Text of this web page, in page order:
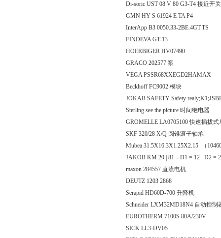
Di-soric UST 08 V 80 G3-T4 接近开关
GMN HY S 61924 E TA P4
InterApp B3 0050.33-2BE.4GT.TS
FINDEVA GT-13
HOERBIGER HV07490
GRACO 202577 泵
VEGA PSSR68XXEGD2HAMAX
Beckhoff FC9002 模块
JOKAB SAFETY Safety
Sterling see the picture 时间继电器
GROMELLE LA0705100 快速插拔式
SKF 320/28 X/Q 圆锥滚子轴承
Mubea 31.5X16.3X1.25X2.15 （
JAKOB KM 20 | 81 – D1 = 12 D2 =
maxon 284557 直流电机
DEUTZ 1203 2868
Serapid HD60D-700 升降机
Schneider LXM32MD18N4 自动控制
EUROTHERM 7100S 80A/230V
SICK LL3-DV05